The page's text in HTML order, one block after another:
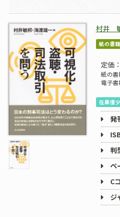
村井
紙の書籍
定価
紙の書
電子
在庫僅少
発
判
ペ
C
ジ